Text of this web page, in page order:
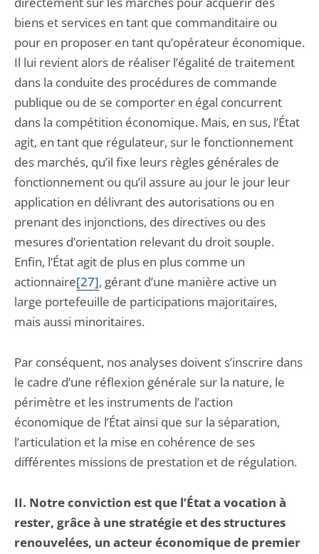
biens et services en tant que commanditaire ou
pour en proposer en tant qu’opérateur économique.
Il lui revient alors de réaliser l’égalité de traitement
dans la conduite des procédures de commande
publique ou de se comporter en égal concurrent
dans la compétition économique. Mais, en sus, l’État
agit, en tant que régulateur, sur le fonctionnement
des marchés, qu’il fixe leurs règles générales de
fonctionnement ou qu’il assure au jour le jour leur
application en délivrant des autorisations ou en
prenant des injonctions, des directives ou des
mesures d’orientation relevant du droit souple.
Enfin, l’État agit de plus en plus comme un
actionnaire[27], gérant d’une manière active un
large portefeuille de participations majoritaires,
mais aussi minoritaires.
Par conséquent, nos analyses doivent s’inscrire dans
le cadre d’une réflexion générale sur la nature, le
périmètre et les instruments de l’action
économique de l’État ainsi que sur la séparation,
l’articulation et la mise en cohérence de ses
différentes missions de prestation et de régulation.
II. Notre conviction est que l’État a vocation à
rester, grâce à une stratégie et des structures
renouvelées, un acteur économique de premier